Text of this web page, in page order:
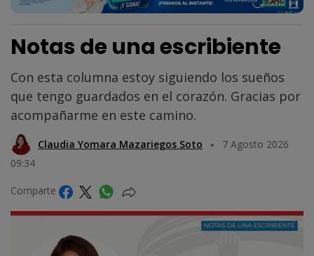
Notas de una escribiente
Con esta columna estoy siguiendo los sueños
que tengo guardados en el corazón. Gracias por
acompañarme en este camino.
Claudia Yomara Mazariegos Soto
7 Agosto 2026
09:34
Comparte